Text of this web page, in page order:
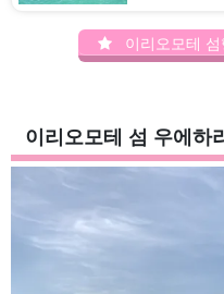
이리오모테
이리오모테 섬 우에하